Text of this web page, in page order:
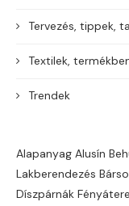
Tervezés, tippek,
Textilek,
Trendek
Alapanyag Alusín
Lakberendezés
Díszpárnák